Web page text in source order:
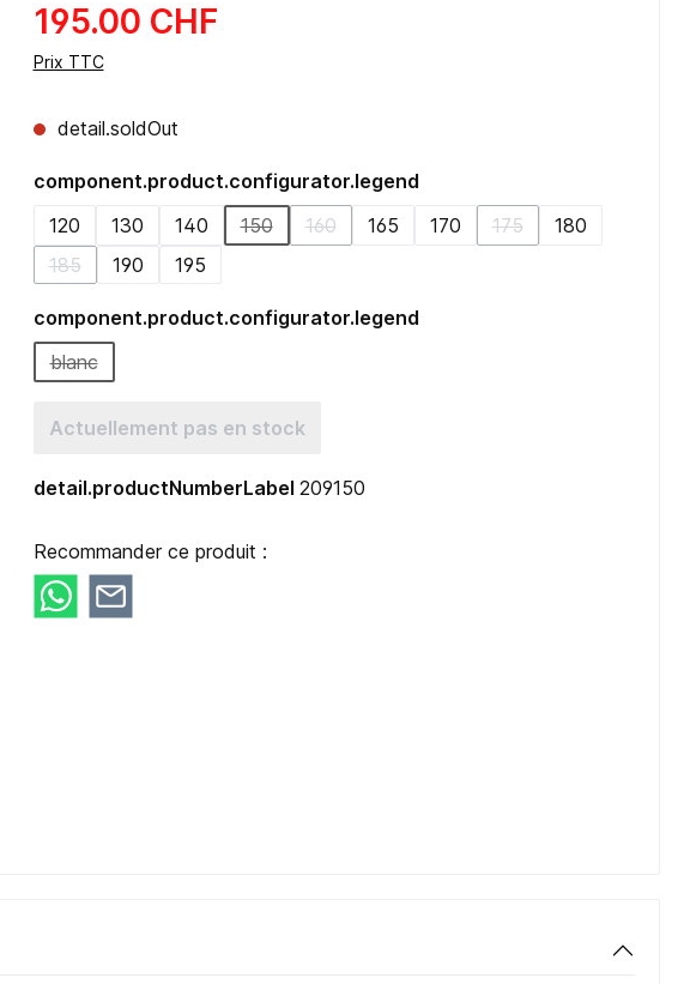
195.00 CHF
Prix TTC
detail.soldOut
component.product.configurator.legend
120
130 140 150
(detail.unavailableTooltip)
160
(detail.unavailableTooltip)
165 170 175
180
185
(detail.unavailableTooltip)
190 195
component.product.configurator.legend
blanc
(detail.unavailableTooltip)
Actuellement pas en stock
detail.productNumberLabel 209150
Recommander ce produit :